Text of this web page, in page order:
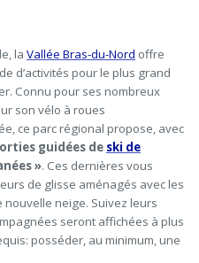
la Vallée Bras-du-Nord offre
d’activités pour le plus grand
Connu pour ses nombreux
son vélo à roues
ce parc régional propose, avec
guidées de ski de
». Ces dernières vous
de glisse aménagés avec les
nouvelle neige. Suivez leurs
seront affichées à plus
posséder, au minimum, une